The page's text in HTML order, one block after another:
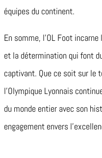
équipes du continent.
En somme, l’OL Foot
et la détermination qui font
captivant. Que ce soit sur le
l’Olympique Lyonnais
du monde entier avec son
engagement envers